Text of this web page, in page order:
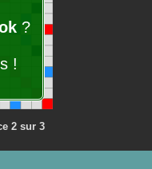
?
!
2 sur 3